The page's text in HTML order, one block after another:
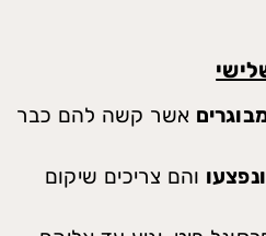
אשר קשה להם כבר
והם צריכים שיקום